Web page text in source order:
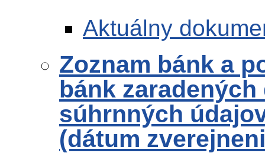
Aktuálny
Zoznam bánk a
bánk
súhrnných
(dátum